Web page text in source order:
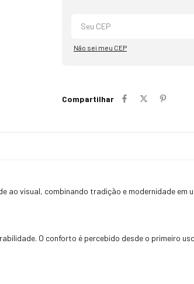
Não sei meu CEP
Compartilhar
ao visual, combinando tradição e modernidade em
O conforto é percebido desde o primeiro